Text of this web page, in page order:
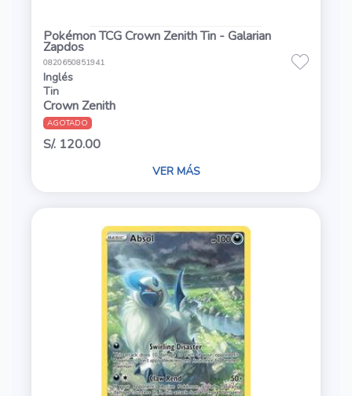
Pokémon TCG Crown Zenith Tin - Galarian
Zapdos
0820650851941
Inglés
Tin
Crown Zenith
AGOTADO
S/. 120.00
VER MÁS